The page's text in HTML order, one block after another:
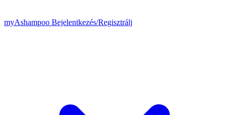
myAshampoo Bejelentkezés/Regisztrálj